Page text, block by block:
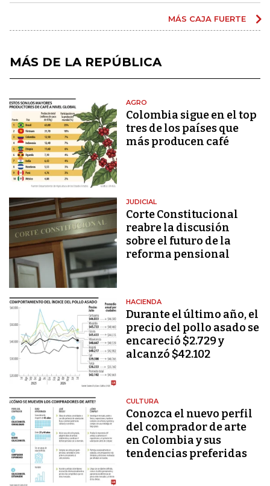
MÁS CAJA FUERTE
MÁS DE LA REPÚBLICA
AGRO
Colombia sigue en el top
tres de los países que
más producen café
JUDICIAL
Corte Constitucional
reabre la discusión
sobre el futuro de la
reforma pensional
HACIENDA
Durante el último año, el
precio del pollo asado se
encareció $2.729 y
alcanzó $42.102
CULTURA
Conozca el nuevo perfil
del comprador de arte
en Colombia y sus
tendencias preferidas